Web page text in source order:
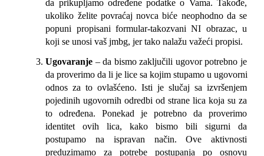
da prikupljamo određene podatke o Vama. Takođe,
ukoliko želite povraćaj novca biće neophodno da se
popuni propisani formular-takozvani NI obrazac, u
koji se unosi vaš jmbg, jer tako nalažu važeći propisi.
Ugovaranje – da bismo zaključili ugovor potrebno je
da proverimo da li je lice sa kojim stupamo u ugovorni
odnos za to ovlašćeno. Isti je slučaj sa izvršenjem
pojedinih ugovornih odredbi od strane lica koja su za
to određena. Ponekad je potrebno da proverimo
identitet ovih lica, kako bismo bili sigurni da
postupamo na ispravan način. Ove aktivnosti
preduzimamo za potrebe postupanja po osnovu